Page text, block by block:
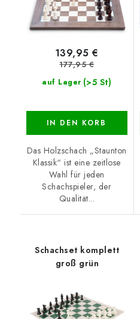
auf Lager (>5 St)
139,95 €
177,95 €
IN DEN KORB
Das Holzschach „Staunton
Klassik“ ist eine zeitlose
Wahl für jeden
Schachspieler, der
Qualität...
Schachset komplett
groß grün